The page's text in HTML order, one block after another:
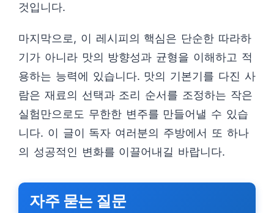
것입니다.
마지막으로, 이 레시피의 핵심은 단순한 따라하
기가 아니라 맛의 방향성과 균형을 이해하고 적
용하는 능력에 있습니다. 맛의 기본기를 다진 사
람은 재료의 선택과 조리 순서를 조정하는 작은
실험만으로도 무한한 변주를 만들어낼 수 있습
니다. 이 글이 독자 여러분의 주방에서 또 하나
의 성공적인 변화를 이끌어내길 바랍니다.
자주 묻는 질문